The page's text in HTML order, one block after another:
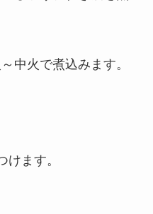
中火で煮込みます。
ます。